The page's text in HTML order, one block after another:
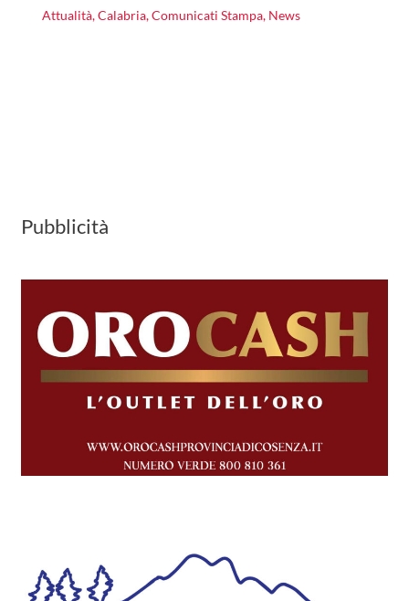
Attualità,Calabria,Comunicati Stampa, News
Pubblicità